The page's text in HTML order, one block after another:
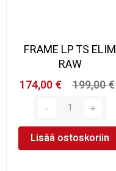
FRAME LP TS ELIM
RAW
174,00 €
199,00 €
Lisää ostoskoriin